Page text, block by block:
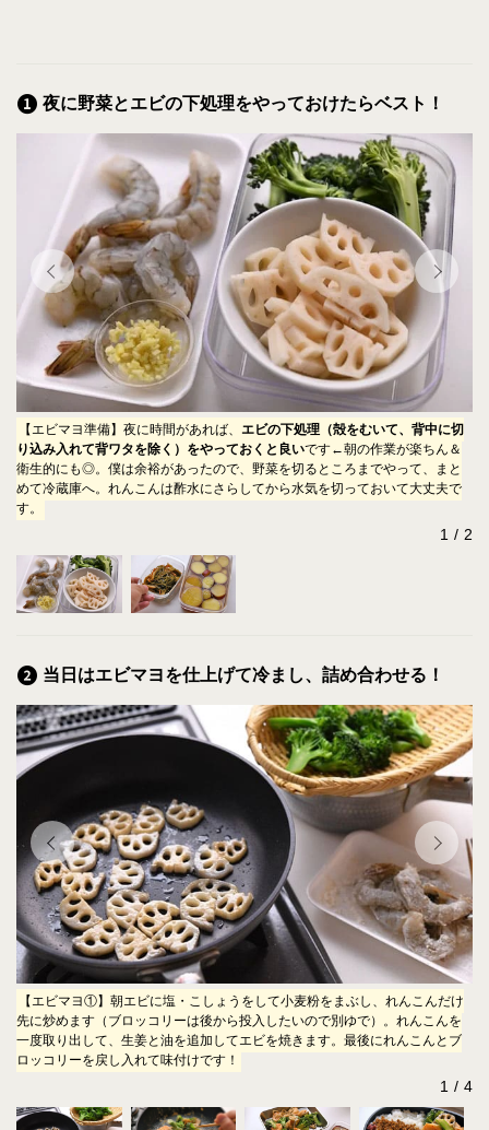
夜に野菜とエビの下処理をやっておけたらベスト！
【エビマヨ準備】夜に時間があれば、 エビの下処理（殻をむいて、背中に切
り込み入れて背ワタを除く）をやっておくと良いです←朝の作業が楽ちん＆
衛生的にも◎。僕は余裕があったので、野菜を切るところまでやって、まと
めて冷蔵庫へ。れんこんは酢水にさらしてから水気を切っておいて大丈夫で
す。
1 2
当日はエビマヨを仕上げて冷まし、詰め合わせる！
【エビマヨ①】朝エビに塩・こしょうをして小麦粉をまぶし、れんこんだけ
先に炒めます（ブロッコリーは後から投入したいので別ゆで）。れんこんを
一度取り出して、生姜と油を追加してエビを焼きます。最後にれんこんとブ
ロッコリーを戻し入れて味付けです！
1 4